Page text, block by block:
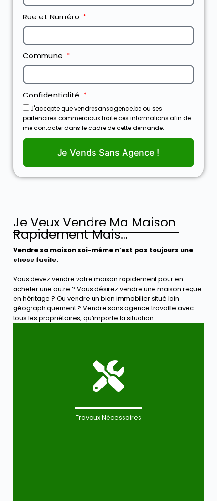
Rue et Numéro
Commune
Confidentialité
J'accepte que vendresansagence.be ou ses
partenaires commerciaux traite ces informations afin de
me contacter dans le cadre de cette demande.
Je Vends Sans Agence !
Je Veux Vendre Ma Maison
Rapidement Mais...
Vendre sa maison soi-même n’est pas toujours une
chose facile.
Vous devez vendre votre maison rapidement pour en
acheter une autre ? Vous désirez vendre une maison reçue
en héritage ? Ou vendre un bien immobilier situé loin
géographiquement ? Vendre sans agence travaille avec
tous les propriétaires, qu’importe la situation.
Travaux Nécessaires